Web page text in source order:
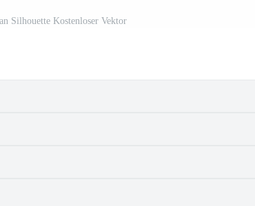
Silhouette Kostenloser Vektor